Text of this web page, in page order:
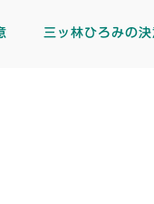
三ッ林ひろみの決